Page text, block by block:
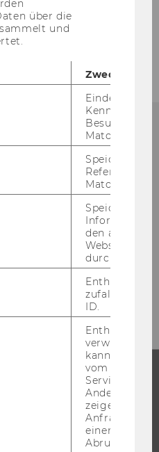
über die
und
Zweck
Eindeutige
Besuchers
Matomo.
Speicherung
Referrers
Matomo.
Speicherung
den aktuellen
durch
Enthält eine
ID.
Enthält ein
verwendet
kann, um
vom AMP-
Service
Andere
zeigen Opt-
Anfrage im
einen Fehler
Abrufen